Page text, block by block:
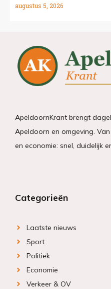
augustus 5, 2026
ApeldoornKrant brengt
Apeldoorn en omgeving.
en economie: snel, duidelijk
Categorieën
Laatste nieuws
Sport
Politiek
Economie
Verkeer & OV